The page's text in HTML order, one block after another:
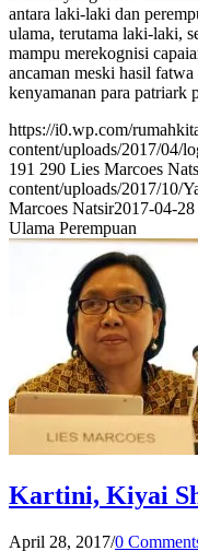
antara laki-laki dan
ulama, terutama laki-laki,
mampu merekognisi
ancaman meski hasil
kenyamanan para patriark
https://i0.wp.com/
content/uploads/2017/04/
191 290 Lies Marcoes
content/uploads/2017/10/
Marcoes Natsir2017-04-
Ulama Perempuan
Kartini, Kiyai
April 28, 2017/0